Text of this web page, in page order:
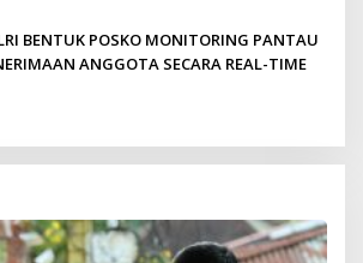
BENTUK POSKO MONITORING PANTAU
ANGGOTA SECARA REAL-TIME